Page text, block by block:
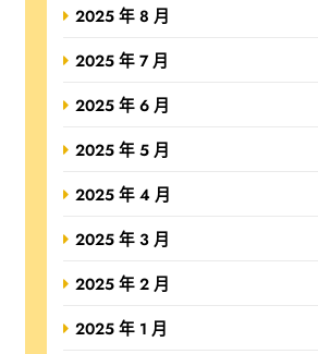
2025 年 8 月
2025 年 7 月
2025 年 6 月
2025 年 5 月
2025 年 4 月
2025 年 3 月
2025 年 2 月
2025 年 1 月